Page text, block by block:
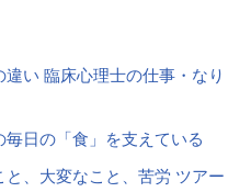
い 臨床心理士の仕事・なり
日の「食」を支えている
、大変なこと、苦労 ツアー